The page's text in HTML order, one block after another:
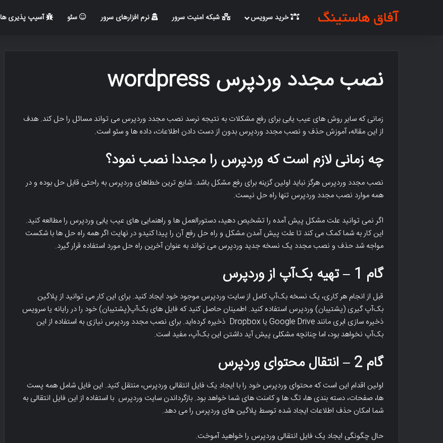
خرید سرویس شبکه امنیت سرور نرم افزارهای سرور سئو آسیپ پذیری ها
نصب مجدد وردپرس wordpress
زمانی که سایر روش های عیب یابی برای رفع مشکلات به نتیجه نرسد نصب مجدد وردپرس می تواند مسائل را حل کند. هدف
از این مقاله، آموزش حذف و نصب مجدد وردپرس بدون از دست دادن اطلاعات، داده ها و سئو است.
چه زمانی لازم است که وردپرس را مجددا نصب نمود؟
نصب مجدد وردپرس هرگز نباید اولین گزینه برای رفع مشکل باشد. شایع ترین خطاهای وردپرس به راحتی قابل حل بوده و در
همه موارد نصب مجدد وردپرس تنها راه حل نیست.
اگر نمی توانید علت مشکل پیش آمده را تشخیص دهید، دستورالعمل ها و راهنمایی های عیب یابی وردپرس را مطالعه کنید.
این کار به شما کمک می کند تا علت پیش آمدن مشکل و راه حل رفع آن را پیدا کنیدو در نهایت اگر همه راه حل ها با شکست
مواجه شد حذف و نصب مجدد یک نسخه جدید وردپرس می تواند به عنوان آخرین راه حل مورد استفاده قرار گیرد.
گام 1 – تهیه بک‌آپ از وردپرس
قبل از انجام هر کاری، یک نسخه بک‌آپ کامل از سایت وردپرس موجود خود ایجاد کنید. برای این کار می توانید از پلاگین
بک‌آپ گیری (پشتیبان) وردپرس استفاده کنید. اطمینان حاصل کنید که فایل های بک‌آپ(پشتیبان) خود را در رایانه یا سرویس
ذخیره سازی ابری مانند Google Drive یا Dropbox ذخیره کرده‌اید. برای نصب مجدد وردپرس نیازی به استفاده از این
بک‌آپ نخواهد بود، اما چنانچه مشکلی پیش آید داشتن این بک‌آپ، مفید است.
گام 2 – انتقال محتوای وردپرس
اولین اقدام این است که محتوای وردپرس خود را با ایجاد یک فایل انتقالی وردپرس، منتقل کنید. این فایل شامل همه پست
ها، صفحات، دسته بندی ها، تگ ها و کامنت های شما خواهد بود. بازگرداندن سایت وردپرس با استفاده از این فایل انتقالی به
شما امکان حذف اطلاعات ایجاد شده توسط پلاگین های وردپرس را می دهد.
حال چگونگی ایجاد یک فایل انتقالی وردپرس را خواهید آموخت.
اینفوگرافیک
جرم
اینترنتی
Cyber
Infographics
اینفوگرافیک جرم های اینترنتی Cyber
انبار
-کسب
کار